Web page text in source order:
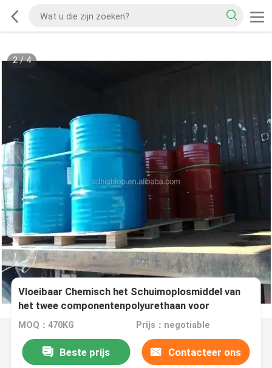
2/4
Vloeibaar Chemisch het Schuimoplosmiddel van
het twee componentenpolyurethaan voor
Dakdeklaag
MOQ：470KG Prijs：negotiable
Beste prijs Contacteer ons